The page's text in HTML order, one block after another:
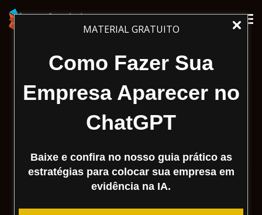
MATERIAL GRATUITO
Como Fazer Sua
Empresa Aparecer no
ChatGPT
Baixe e confira no nosso guia prático as
estratégias para colocar sua empresa em
evidência na IA.